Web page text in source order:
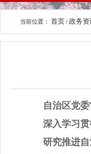
当前位置： 首页 /政务资
自治区党
深入学习
研究推进